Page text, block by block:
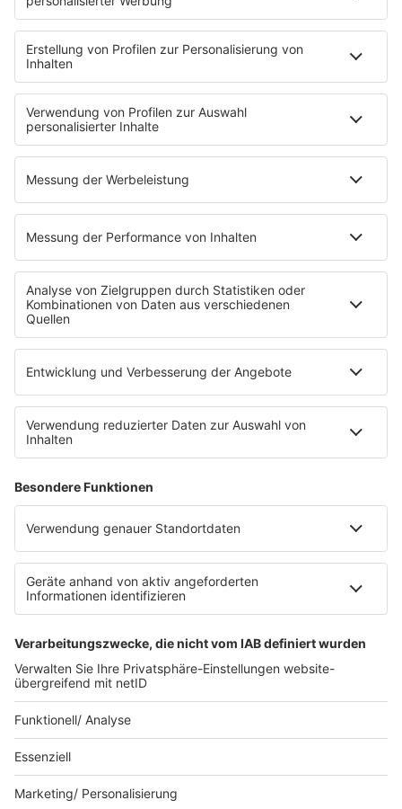
HOME
INFOS
Kontakt
Jobs & Praktika
Pressekontakt
Presse & Downloads
Wetter
EMPFANG
Übersicht
bigFM App
radio.de
radioplayer.de
Partner
WERBUNG
Leistungen und Produkte
Mediadaten und Preisliste
Ansprechpartner
RECHTLICHES
Impressum
Datenschutz
Datenschutzeinstellungen
Datenverarbeitung bei Gewinnspielen
Teilnahmebedingungen
Bildnachweise
KI-Leitlinie
© bigFM - Eine Marke der Audiotainment Südwest GmbH &